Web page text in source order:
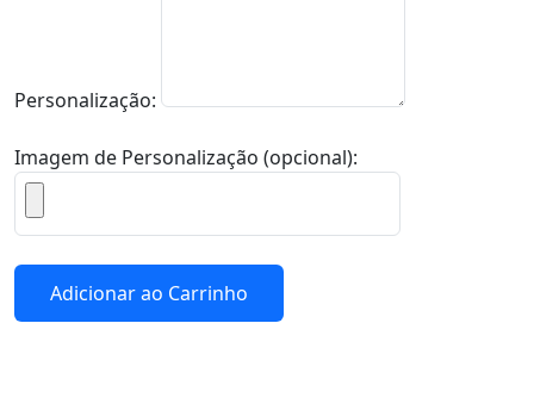
Personalização:
Imagem de Personalização (opcional):
Adicionar ao Carrinho